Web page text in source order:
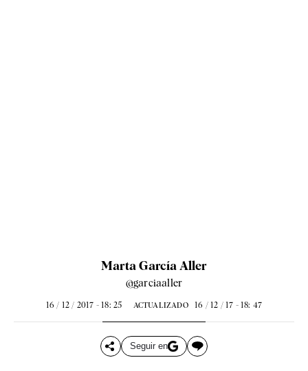
Marta García Aller
@garciaaller
16 / 12 / 2017 - 18: 25 ACTUALIZADO 16 / 12 / 17 - 18: 47
Seguir en